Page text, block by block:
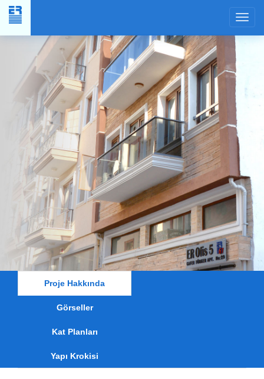
Proje Hakkında
Görseller
Kat Planları
Yapı Krokisi
Yer
Planı